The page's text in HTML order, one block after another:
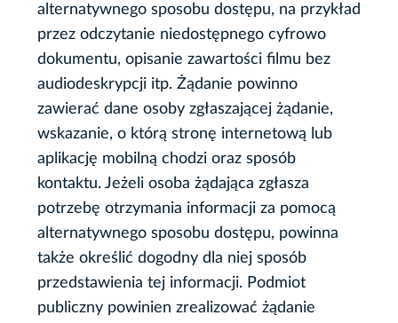
alternatywnego sposobu dostępu, na przykład
przez odczytanie niedostępnego cyfrowo
dokumentu, opisanie zawartości filmu bez
audiodeskrypcji itp. Żądanie powinno
zawierać dane osoby zgłaszającej żądanie,
wskazanie, o którą stronę internetową lub
aplikację mobilną chodzi oraz sposób
kontaktu. Jeżeli osoba żądająca zgłasza
potrzebę otrzymania informacji za pomocą
alternatywnego sposobu dostępu, powinna
także określić dogodny dla niej sposób
przedstawienia tej informacji. Podmiot
publiczny powinien zrealizować żądanie